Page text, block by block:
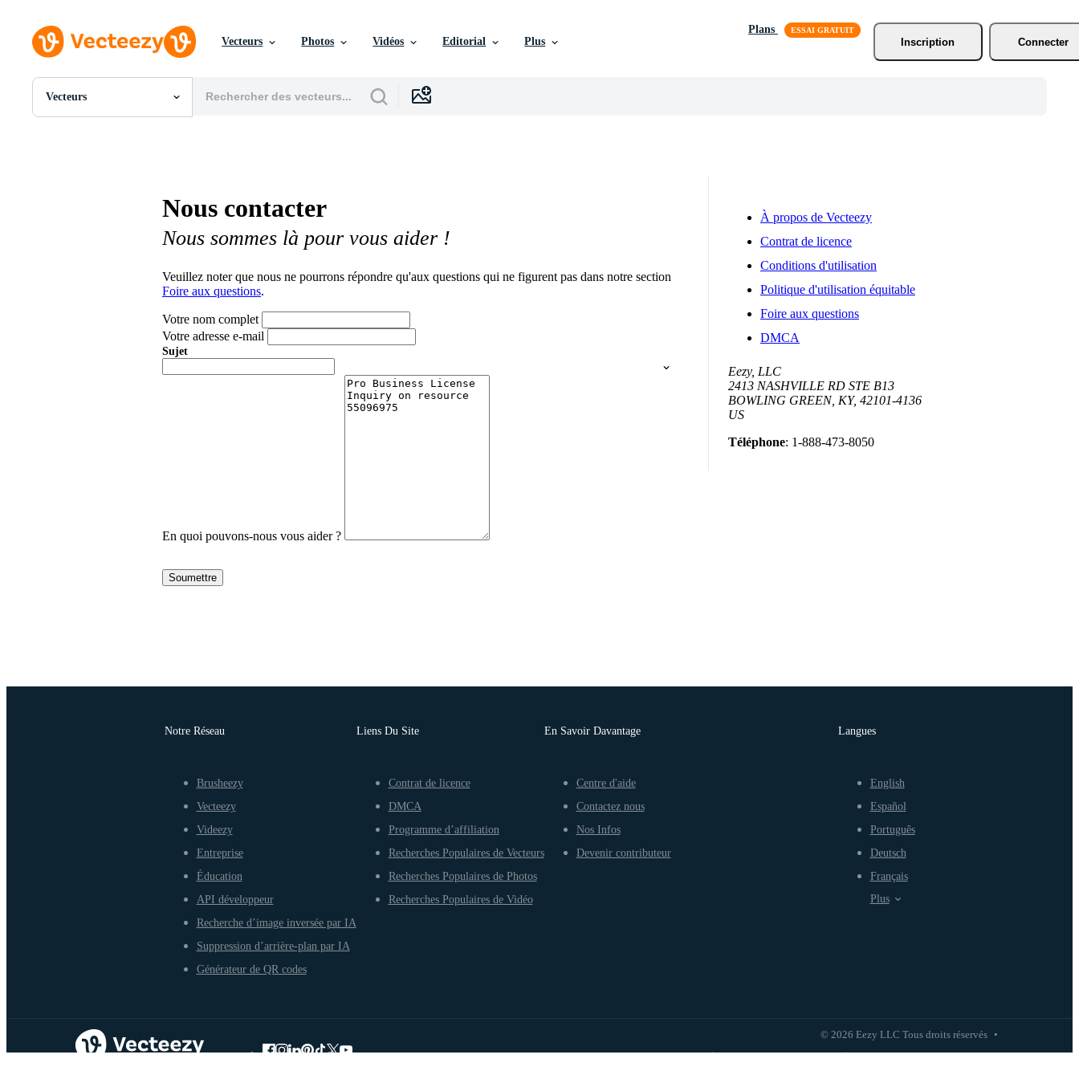
Vecteurs Photos Vidéos Editorial Plus
Plans
Inscription
Connecter
Vecteurs
Toutes Images
Événements Éditoriaux
Nous contacter
Nous sommes là pour vous aider !
Veuillez noter que nous ne pourrons répondre qu'aux questions qui ne figurent pas dans notre section
Foire aux questions.
Votre nom complet
Votre adresse e-mail
Sujet
En quoi pouvons-nous vous aider ?
Soumettre
À propos de Vecteezy
Contrat de licence
Conditions d'utilisation
Politique d'utilisation équitable
Foire aux questions
DMCA
Eezy, LLC
2413 NASHVILLE RD STE B13
BOWLING GREEN, KY, 42101-4136
US
Téléphone: 1-888-473-8050
Notre Réseau
Brusheezy
Vecteezy
Videezy
Entreprise
Éducation
API développeur
Recherche d’image inversée par IA
Suppression d’arrière-plan par IA
Générateur de QR codes
Liens Du Site
Contrat de licence
DMCA
Programme d’affiliation
Recherches Populaires de Vecteurs
Recherches Populaires de Photos
Recherches Populaires de Vidéo
En Savoir Davantage
Centre d'aide
Contactez nous
Nos Infos
Devenir contributeur
© 2026 Eezy LLC Tous droits réservés •
Langues
English
Español
Português
Deutsch
Français
Plus